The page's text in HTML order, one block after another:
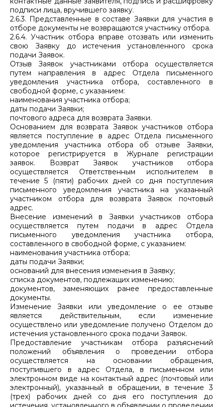
подписи лица, вручившего заявку.
2.6.3. Представленные в составе Заявки для участия в
отборе документы не возвращаются участнику отбора.
2.6.4. Участник отбора вправе отозвать или изменить
свою Заявку до истечения установленного срока
подачи Заявок.
Отзыв Заявок участниками отбора осуществляется
путем направления в адрес Отдела письменного
уведомления участника отбора, составленного в
свободной форме, с указанием:
наименования участника отбора;
даты подачи Заявки;
почтового адреса для возврата Заявки.
Основанием для возврата Заявок участников отбора
является поступление в адрес Отдела письменного
уведомления участника отбора об отзыве Заявки,
которое регистрируется в Журнале регистрации
заявок. Возврат Заявок участников отбора
осуществляется Ответственным исполнителем в
течение 5 (пяти) рабочих дней со дня поступления
письменного уведомления участника на указанный
участником отбора для возврата Заявок почтовый
адрес.
Внесение изменений в Заявки участников отбора
осуществляется путем подачи в адрес Отдела
письменного уведомления участника отбора,
составленного в свободной форме, с указанием:
наименования участника отбора;
даты подачи Заявки;
оснований для внесения изменения в Заявку;
списка документов, подлежащих изменению;
документов, заменяющих ранее предоставленные
документы.
Изменение Заявки или уведомление о ее отзыве
является действительным, если изменение
осуществлено или уведомление получено Отделом до
истечения установленного срока подачи Заявок.
Предоставление участникам отбора разъяснений
положений объявления о проведении отбора
осуществляется на основании обращения,
поступившего в адрес Отдела, в письменном или
электронном виде на контактный адрес (почтовый или
электронный), указанный в обращении, в течение 3
(трех) рабочих дней со дня его поступления до